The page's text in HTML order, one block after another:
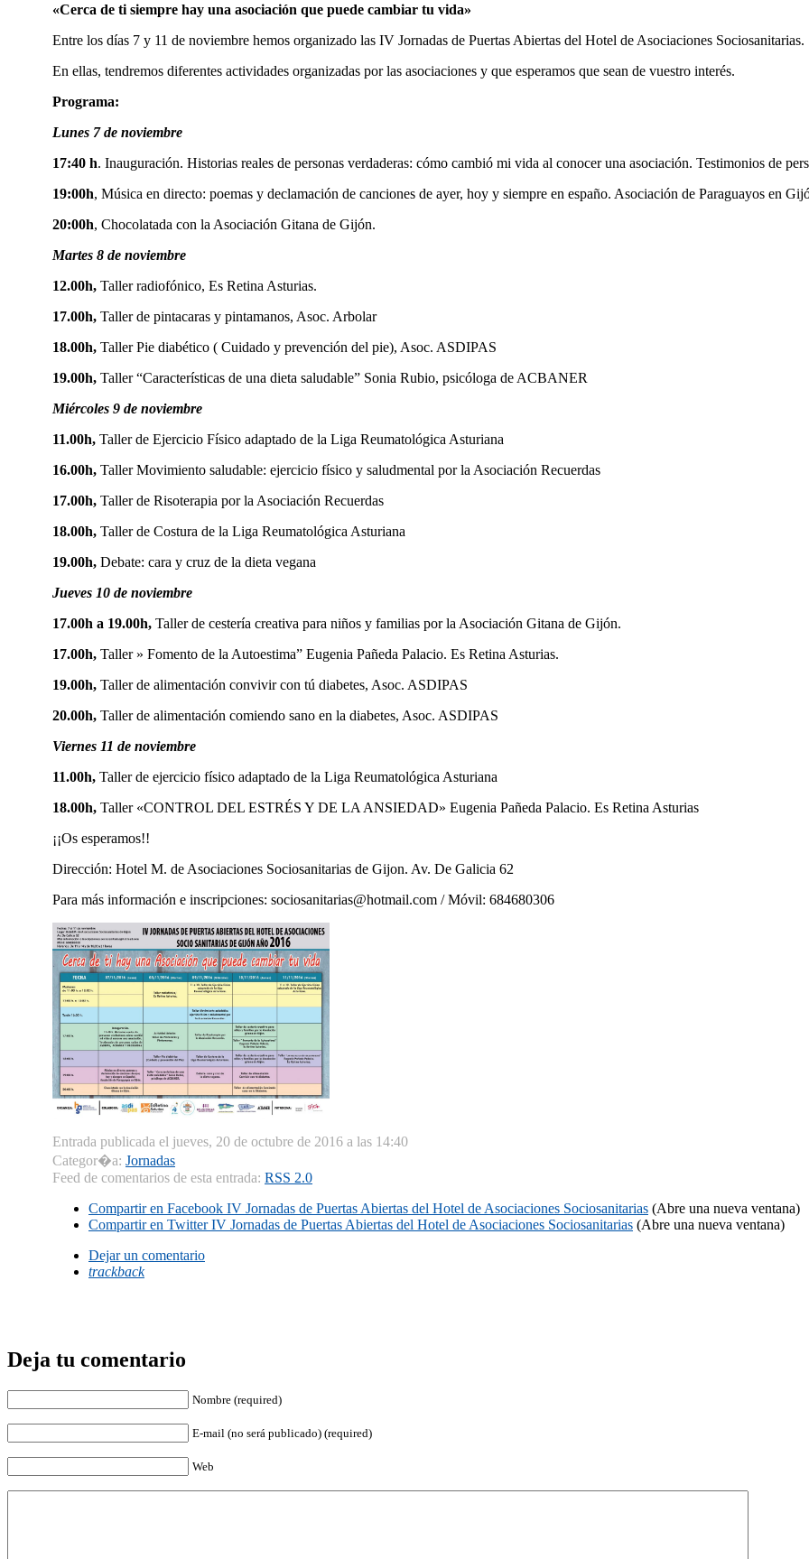
«Cerca de ti siempre hay una asociación que puede cambiar tu vida»
Entre los días 7 y 11 de noviembre hemos organizado las IV Jornadas de Puertas Abiertas del Hotel de Asociaciones Sociosanitarias.
En ellas, tendremos diferentes actividades organizadas por las asociaciones y que esperamos que sean de vuestro interés.
Programa:
Lunes 7 de noviembre
17:40 h. Inauguración. Historias reales de personas verdaderas: cómo cambió mi vida al conocer una asociación. Testimonios de
19:00h, Música en directo: poemas y declamación de canciones de ayer, hoy y siempre en españo. Asociación de Paraguayos en
20:00h, Chocolatada con la Asociación Gitana de Gijón.
Martes 8 de noviembre
12.00h, Taller radiofónico, Es Retina Asturias.
17.00h, Taller de pintacaras y pintamanos, Asoc. Arbolar
18.00h, Taller Pie diabético ( Cuidado y prevención del pie), Asoc. ASDIPAS
19.00h, Taller “Características de una dieta saludable” Sonia Rubio, psicóloga de ACBANER
Miércoles 9 de noviembre
11.00h, Taller de Ejercicio Físico adaptado de la Liga Reumatológica Asturiana
16.00h, Taller Movimiento saludable: ejercicio físico y saludmental por la Asociación Recuerdas
17.00h, Taller de Risoterapia por la Asociación Recuerdas
18.00h, Taller de Costura de la Liga Reumatológica Asturiana
19.00h, Debate: cara y cruz de la dieta vegana
Jueves 10 de noviembre
17.00h a 19.00h, Taller de cestería creativa para niños y familias por la Asociación Gitana de Gijón.
17.00h, Taller » Fomento de la Autoestima” Eugenia Pañeda Palacio. Es Retina Asturias.
19.00h, Taller de alimentación convivir con tú diabetes, Asoc. ASDIPAS
20.00h, Taller de alimentación comiendo sano en la diabetes, Asoc. ASDIPAS
Viernes 11 de noviembre
11.00h, Taller de ejercicio físico adaptado de la Liga Reumatológica Asturiana
18.00h, Taller «CONTROL DEL ESTRÉS Y DE LA ANSIEDAD» Eugenia Pañeda Palacio. Es Retina Asturias
¡¡Os esperamos!!
Dirección: Hotel M. de Asociaciones Sociosanitarias de Gijon. Av. De Galicia 62
Para más información e inscripciones: sociosanitarias@hotmail.com / Móvil: 684680306
Entrada publicada el jueves, 20 de octubre de 2016 a las 14:40
Categor�a: Jornadas
Feed de comentarios de esta entrada: RSS 2.0
Compartir en Facebook IV Jornadas de Puertas Abiertas del Hotel de Asociaciones Sociosanitarias (Abre una nueva ventana)
Compartir en TwitterIV Jornadas de Puertas Abiertas del Hotel de Asociaciones Sociosanitarias (Abre una nueva ventana)
Dejar un comentario
trackback
Deja tu comentario
Nombre (required)
E-mail (no será publicado) (required)
Web